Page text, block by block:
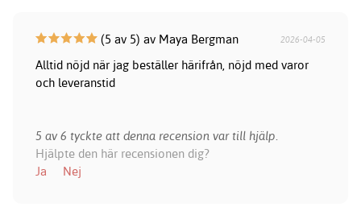
(5 av 5) av Maya Bergman 2026-04-05
Alltid nöjd när jag beställer härifrån, nöjd med varor
och leveranstid
5 av 6 tyckte att denna recension var till hjälp.
Hjälpte den här recensionen dig?
Ja
Nej